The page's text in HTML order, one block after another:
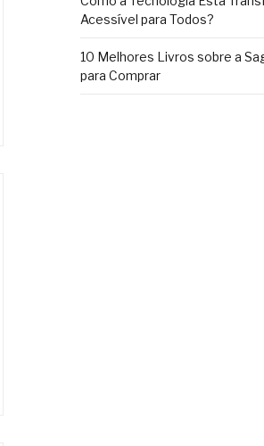
Acessível para Todos?
10 Melhores Livros sobre a
para Comprar